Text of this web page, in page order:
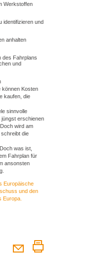
Werkstoffen
identifizieren und
anhalten
des Fahrplans
und
können Kosten
kaufen, die
sinnvolle
erschienen
wird am
die
was ist,
Fahrplan für
ansonsten
Europäische
und den
Europa.